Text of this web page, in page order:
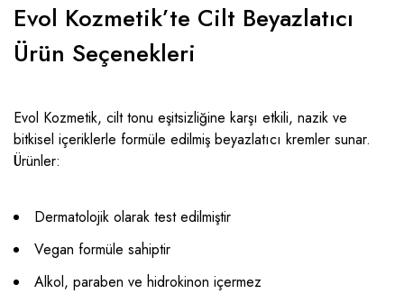
Evol Kozmetik’te Cilt Beyazlatıcı
Ürün Seçenekleri
Evol Kozmetik, cilt tonu eşitsizliğine karşı etkili, nazik ve
bitkisel içeriklerle formüle edilmiş beyazlatıcı kremler sunar.
Ürünler:
Dermatolojik olarak test edilmiştir
Vegan formüle sahiptir
Alkol, paraben ve hidrokinon içermez